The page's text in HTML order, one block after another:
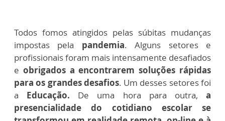
Todos fomos atingidos pelas súbitas mudanças
impostas pela pandemia. Alguns setores e
profissionais foram mais intensamente desafiados
e obrigados a encontrarem soluções rápidas
para os grandes desafios. Um desses setores foi
a Educação. De uma hora para outra,a
presencialidade do cotidiano escolar se